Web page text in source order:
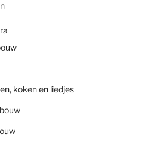
koken en liedjes